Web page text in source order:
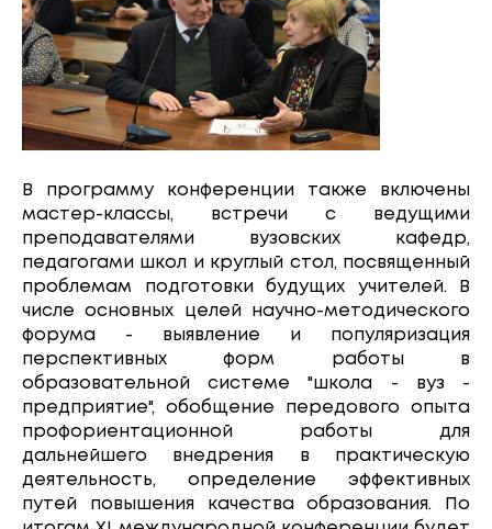
В программу конференции также включены
мастер-классы, встречи с ведущими
преподавателями вузовских кафедр,
педагогами школ и круглый стол, посвященный
проблемам подготовки будущих учителей. В
числе основных целей научно-методического
форума - выявление и популяризация
перспективных форм работы в
образовательной системе "школа - вуз -
предприятие", обобщение передового опыта
профориентационной работы для
дальнейшего внедрения в практическую
деятельность, определение эффективных
путей повышения качества образования. По